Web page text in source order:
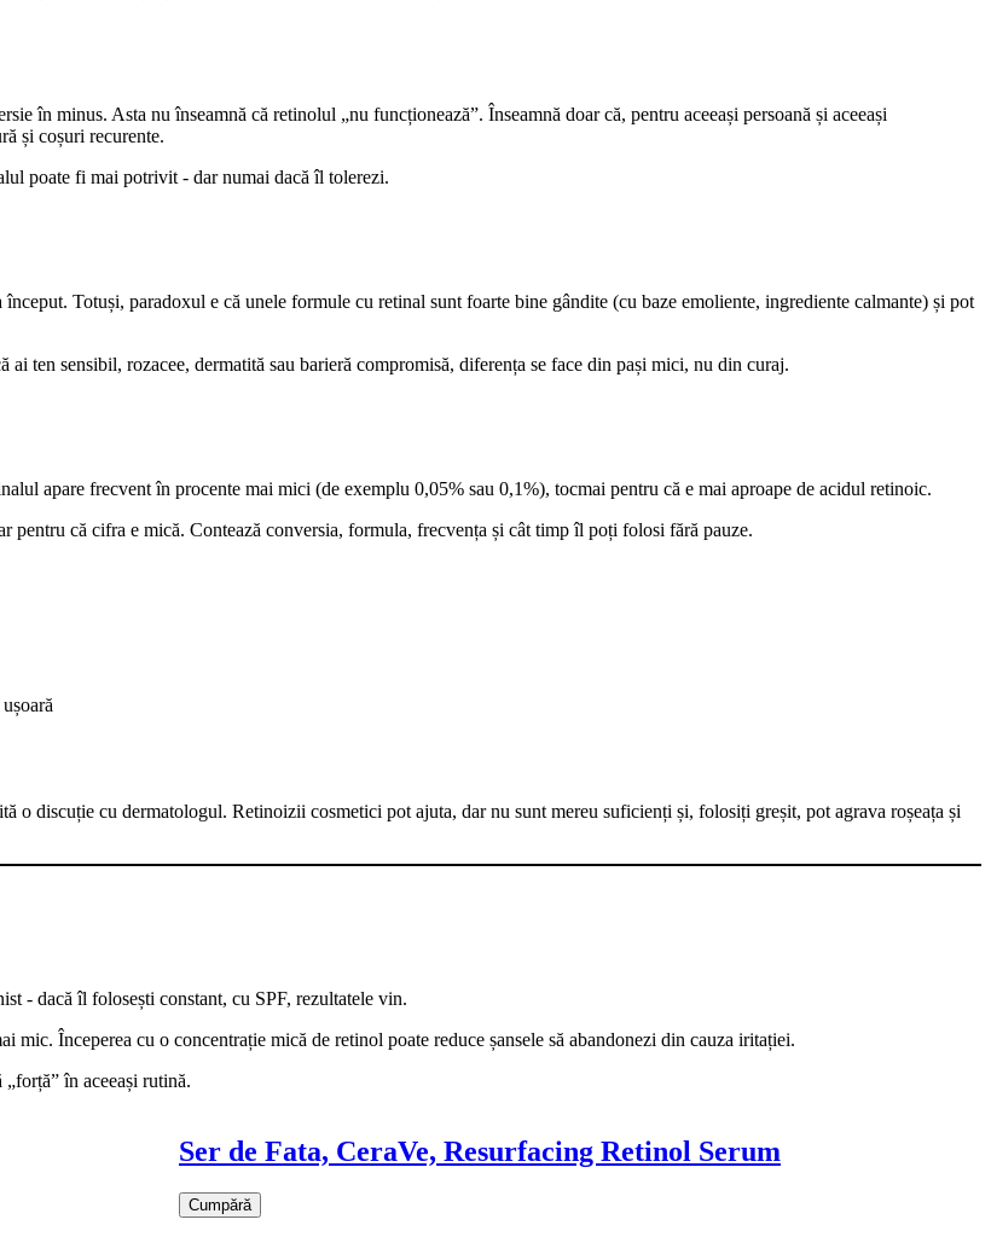
în minus. Asta nu înseamnă că retinolul „nu funcționează”. Înseamnă doar că, pentru aceeași persoană și aceeași
și coșuri recurente.
poate fi mai potrivit - dar numai dacă îl tolerezi.
Totuși, paradoxul e că unele formule cu retinal sunt foarte bine gândite (cu baze emoliente, ingrediente calmante) și pot
ten sensibil, rozacee, dermatită sau barieră compromisă, diferența se face din pași mici, nu din curaj.
apare frecvent în procente mai mici (de exemplu 0,05% sau 0,1%), tocmai pentru că e mai aproape de acidul retinoic.
pentru că cifra e mică. Contează conversia, formula, frecvența și cât timp îl poți folosi fără pauze.
o discuție cu dermatologul. Retinoizii cosmetici pot ajuta, dar nu sunt mereu suficienți și, folosiți greșit, pot agrava roșeața și
- dacă îl folosești constant, cu SPF, rezultatele vin.
mic. Începerea cu o concentrație mică de retinol poate reduce șansele să abandonezi din cauza iritației.
în aceeași rutină.
Ser de Fata, CeraVe, Resurfacing Retinol Serum
Cumpără